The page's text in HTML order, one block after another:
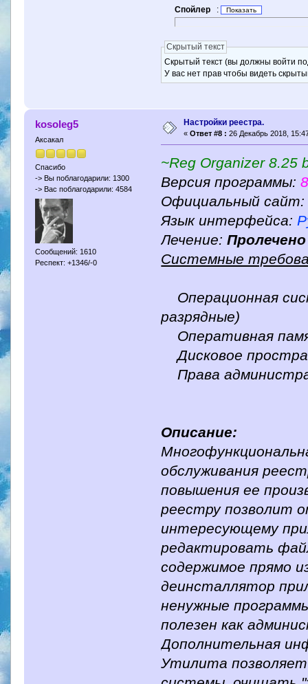
Спойлер
:
Скрытый текст
Скрытый текст (вы должны войти
У вас нет прав чтобы видеть
kosoleg5
Аксакал
Спасибо
-> Вы поблагодарили: 1300
-> Вас поблагодарили: 4584
Сообщений: 1610
Респект: +1346/-0
Настройки реестра.
« Ответ #8 : 26 Декабрь 2018,
~Reg Organizer 8.25
Версия программы:
Официальный сайт:
Язык интерфейса:
Лечение:Пролечено
Системные
Операционная
разрядные)
Оперативная
Дисковое
Права
Описание:
обслуживания
повышения ее
реестру позволит
интересующему
редактировать
содержимое прямо
деинсталлятор
ненужные
полезен как
Дополнительная
Утилита